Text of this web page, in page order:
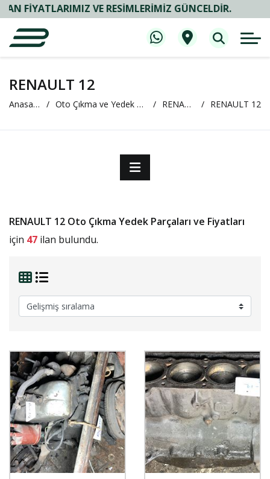
VE RESIMLERIMIZ GÜNCELDIR.
RENAULT 12
Anasayfa Oto Çıkma ve Yedek Parça RENAULT RENAULT 12
RENAULT 12 Oto Çıkma Yedek Parçaları ve Fiyatları
için 47 ilan bulundu.